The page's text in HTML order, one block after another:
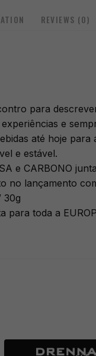
REVIEWS (0)
para
e
até hoje para
e estável.
e CARBONO
no lançamento
30g
para toda a